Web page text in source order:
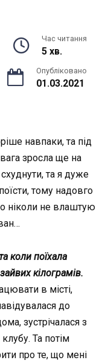
Час читання
5 хв.
Опубліковано
01.03.2021
навпаки, та під
зросла ще на
та я дуже
тому надовго
ніколи не влаштую
коли поїхала
кілограмів.
в місті,
до
зустрічалася з
Та потім
про те, що мені